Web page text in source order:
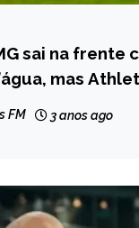
sai na frente
mas
FM 3 anos ago